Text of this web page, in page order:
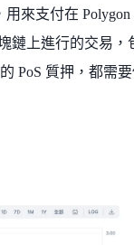
來支付在 Polygon
鏈上進行的交易，
PoS 質押，都需